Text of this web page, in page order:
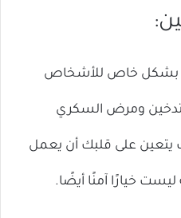
بشكل خاص للأشخاص
ومرض السكري
يتعين على قلبك أن يعمل
ليست خيارًا آمنًا أيضًا.